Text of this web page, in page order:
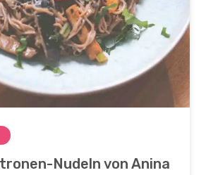
Nudeln von Anina